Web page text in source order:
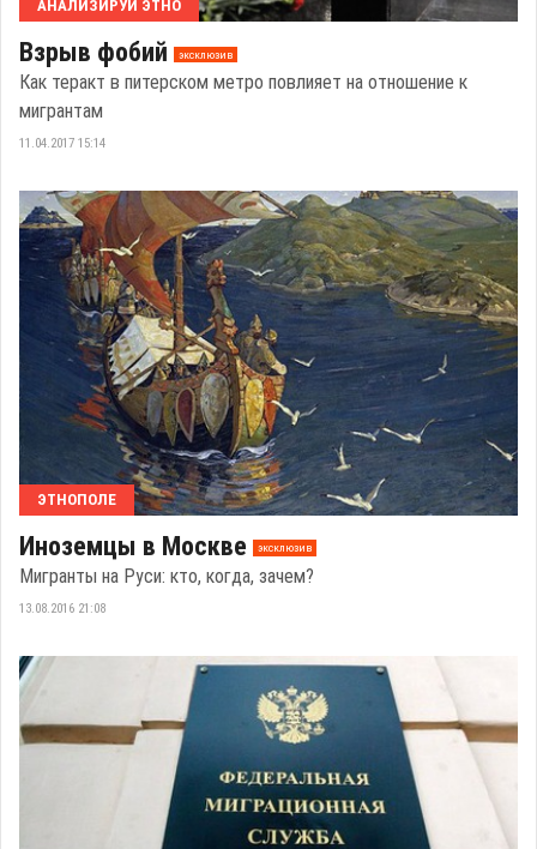
АНАЛИЗИРУЙ ЭТНО
Взрыв фобий эксклюзив
Как теракт в питерском метро повлияет на отношение к
мигрантам
11.04.2017 15:14
ЭТНОПОЛЕ
Иноземцы в Москве эксклюзив
Мигранты на Руси: кто, когда, зачем?
13.08.2016 21:08